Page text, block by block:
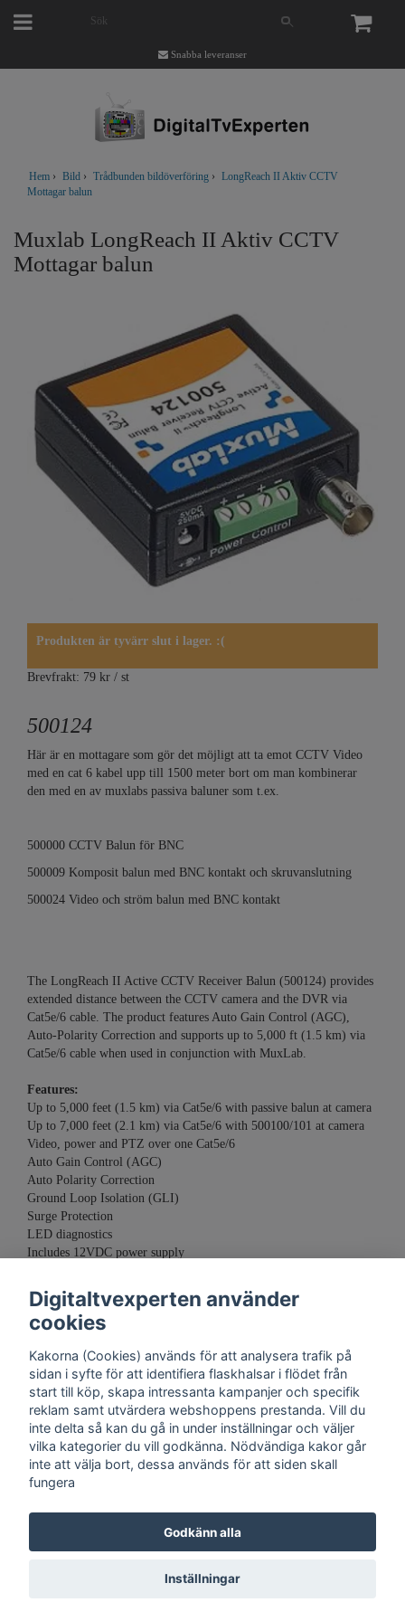
Snabba leveranser
Hem › Bild › Trådbunden bildöverföring › LongReach II Aktiv CCTV
Mottagar balun
Muxlab LongReach II Aktiv CCTV
Mottagar balun
Produkten är tyvärr slut i lager. :(
Brevfrakt: 79 kr / st
500124
Här är en mottagare som gör det möjligt att ta emot CCTV Video
med en cat 6 kabel upp till 1500 meter bort om man kombinerar
den med en av muxlabs passiva baluner som t.ex.
500000 CCTV Balun för BNC
500009 Komposit balun med BNC kontakt och skruvanslutning
500024 Video och ström balun med BNC kontakt
The LongReach II Active CCTV Receiver Balun (500124) provides
extended distance between the CCTV camera and the DVR via
Cat5e/6 cable. The product features Auto Gain Control (AGC),
Auto-Polarity Correction and supports up to 5,000 ft (1.5 km) via
Cat5e/6 cable when used in conjunction with MuxLab.
Features:
Up to 5,000 feet (1.5 km) via Cat5e/6 with passive balun at camera
Up to 7,000 feet (2.1 km) via Cat5e/6 with 500100/101 at camera
Video, power and PTZ over one Cat5e/6
Auto Gain Control (AGC)
Auto Polarity Correction
Ground Loop Isolation (GLI)
Surge Protection
LED diagnostics
Includes 12VDC power supply
Kontakt Trygghet Cookies Support Köpinfo Om oss English
Köpvillkor, Digitaltvexperten.se
Digitaltvexperten använder
cookies
Kakorna (Cookies) används för att analysera trafik på
sidan i syfte för att identifiera flaskhalsar i flödet från
start till köp, skapa intressanta kampanjer och specifik
reklam samt utvärdera webshoppens prestanda. Vill du
inte delta så kan du gå in under inställningar och väljer
vilka kategorier du vill godkänna. Nödvändiga kakor går
inte att välja bort, dessa används för att siden skall
fungera
Godkänn alla
Inställningar